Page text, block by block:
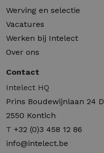
Werving en selectie
Vacatures
Werken bij Intelect
Over ons
Contact
Intelect HQ
Prins Boudewijnlaan 24 D
2550 Kontich
T +32 (0)3 458 12 86
info@intelect.be